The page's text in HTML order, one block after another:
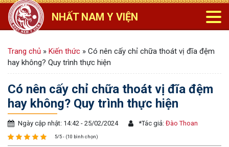
NHẤT NAM Y VIỆN
Trang chủ » Kiến thức » Có nên cấy chỉ chữa thoát vị đĩa đệm
hay không? Quy trình thực hiện
Có nên cấy chỉ chữa thoát vị đĩa đệm
hay không? Quy trình thực hiện
Ngày cập nhật: 14:42 - 25/02/2024 *Tác giả: Đào Thoan
5/5 - (10 bình chọn)